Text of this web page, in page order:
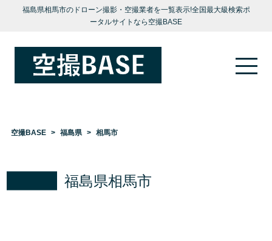
福島県相馬市のドローン撮影・空撮業者を一覧表示!全国最大級検索ポ
ータルサイトなら空撮BASE
空撮BASE 福島県 相馬市
福島県相馬市